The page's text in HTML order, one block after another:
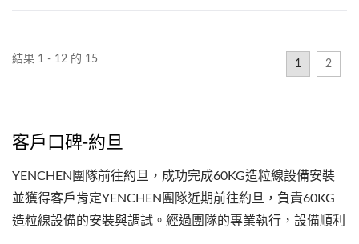
結果 1 - 12 的 15 1 2
客戶口碑-約旦
YENCHEN團隊前往約旦，成功完成60KG造粒線設備安裝
並獲得客戶肯定YENCHEN團隊近期前往約旦，負責60KG
造粒線設備的安裝與調試。經過團隊的專業執行，設備順利